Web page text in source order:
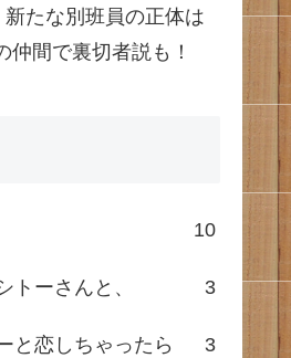
たな別班員の正体は
仲間で裏切者説も！
10
トーさんと、 3
と恋しちゃったら 3